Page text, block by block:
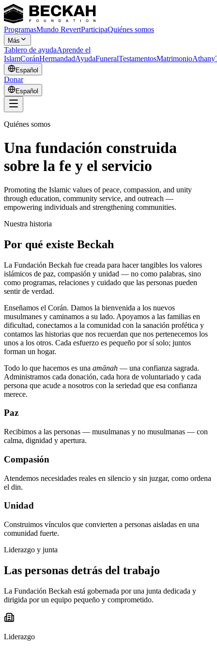
ProgramasMundo RevertParticipaQuiénes somos
Más
Tablero de ayudaAprende el
IslamCoránHermandadAyudaFuneralTestamentosMatrimonioAthany
Español
Donar
Español
Quiénes somos
Una fundación construida
sobre la fe y el servicio
Promoting the Islamic values of peace, compassion, and unity
through education, community service, and outreach —
empowering individuals and strengthening communities.
Nuestra historia
Por qué existe Beckah
La Fundación Beckah fue creada para hacer tangibles los valores
islámicos de paz, compasión y unidad — no como palabras, sino
como programas, relaciones y cuidado que las personas pueden
sentir de verdad.
Enseñamos el Corán. Damos la bienvenida a los nuevos
musulmanes y caminamos a su lado. Apoyamos a las familias en
dificultad, conectamos a la comunidad con la sanación profética y
contamos las historias que nos recuerdan que nos pertenecemos los
unos a los otros. Cada esfuerzo es pequeño por sí solo; juntos
forman un hogar.
Todo lo que hacemos es una amānah — una confianza sagrada.
Administramos cada donación, cada hora de voluntariado y cada
persona que acude a nosotros con la seriedad que esa confianza
merece.
Paz
Recibimos a las personas — musulmanas y no musulmanas — con
calma, dignidad y apertura.
Compasión
Atendemos necesidades reales en silencio y sin juzgar, como ordena
el din.
Unidad
Construimos vínculos que convierten a personas aisladas en una
comunidad fuerte.
Liderazgo y junta
Las personas detrás del trabajo
La Fundación Beckah está gobernada por una junta dedicada y
dirigida por un equipo pequeño y comprometido.
Liderazgo